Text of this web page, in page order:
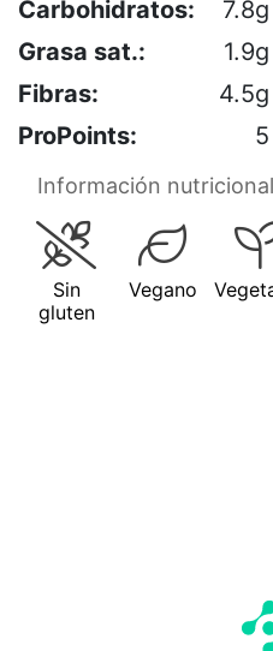
Carbohidratos: 7.8g
Grasa sat.:
1.9g
Fibras:
4.5g
ProPoints:
5
Información
Sin
gluten
Vegano